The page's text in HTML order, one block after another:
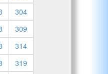
304
309
314
319